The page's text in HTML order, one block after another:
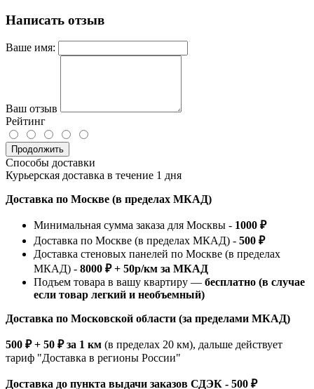
Написать отзыв
Ваше имя:
Ваш отзыв
Рейтинг
Продолжить
Способы доставки
Курьерская доставка в течение 1 дня
Доставка по Москве (в пределах МКАД)
Минимальная сумма заказа для Москвы - 1000 ₽
Доставка по Москве (в пределах МКАД) - 500 ₽
Доставка стеновых панелей по Москве (в пределах
МКАД) - 8000 ₽ + 50р/км за МКАД
Подъем товара в вашу квартиру — бесплатно (в случае
если товар легкий и необъемный)
Доставка по Московской области (за пределами МКАД)
500 ₽ + 50 ₽ за 1 км (в пределах 20 км), дальше действует
тариф "Доставка в регионы России"
Доставка до пункта выдачи заказов СДЭК - 500 ₽